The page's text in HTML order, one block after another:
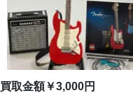
買取金額￥3,000円